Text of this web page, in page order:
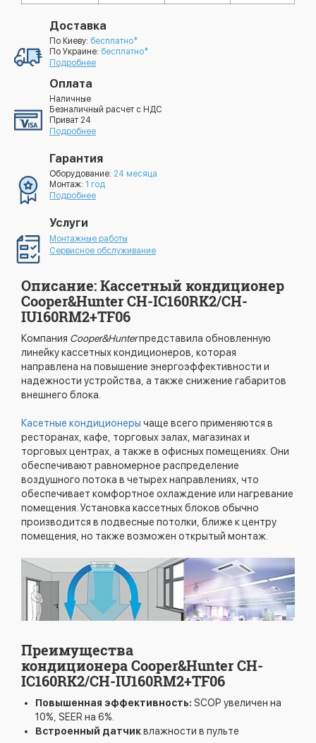
Доставка
По Киеву: бесплатно*
По Украине: бесплатно*
Подробнее
Оплата
Наличные
Безналичный расчет с НДС
Приват 24
Подробнее
Гарантия
Оборудование: 24 месяца
Монтаж: 1 год
Подробнее
Услуги
Монтажные работы
Сервисное обслуживание
Описание: Кассетный кондиционер
Cooper&Hunter CH-IC160RK2/CH-
IU160RM2+TF06
Компания Cooper&Hunterпредставила обновленную
линейку кассетных кондиционеров, которая
направлена на повышение энергоэффективности и
надежности устройства, а также снижение габаритов
внешнего блока.
Касетные кондиционеры чаще всего применяются в
ресторанах, кафе, торговых залах, магазинах и
торговых центрах, а также в офисных помещениях. Они
обеспечивают равномерное распределение
воздушного потока в четырех направлениях, что
обеспечивает комфортное охлаждение или нагревание
помещения. Установка кассетных блоков обычно
производится в подвесные потолки, ближе к центру
помещения, но также возможен открытый монтаж.
Преимущества
кондиционера Cooper&Hunter CH-
IC160RK2/CH-IU160RM2+TF06
Повышенная эффективность: SCOP увеличен на
10%, SEER на 6%.
Встроенный датчиквлажности в пульте